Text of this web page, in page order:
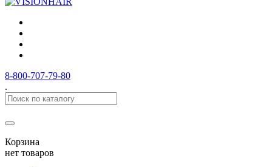
8-800-707-79-80
.
Корзина
нет товаров